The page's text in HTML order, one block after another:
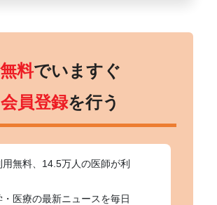
無料でいますぐ
会員登録を行う
用無料、14.5万人の医師が利
・医療の最新ニュースを毎日